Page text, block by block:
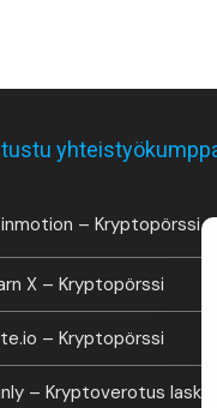
– Kryptopörssi
X – Kryptopörssi
– Kryptopörssi
– Kryptoverotus laskuri